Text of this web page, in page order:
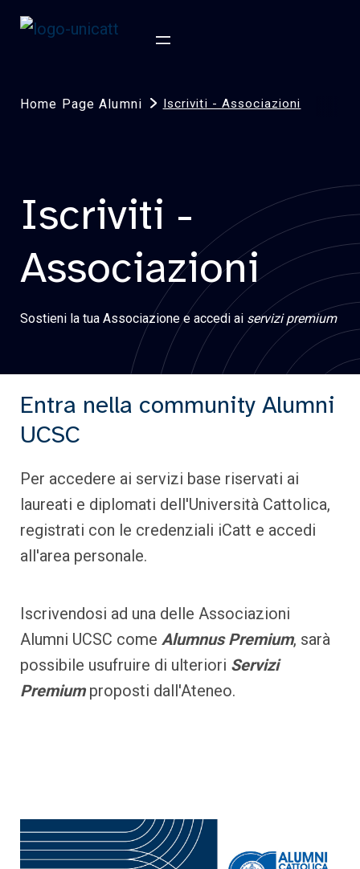
Home Page Alumni Iscriviti - Associazioni
Iscriviti -
Associazioni
Sostieni la tua Associazione e accedi ai servizi premium
Entra nella community Alumni
UCSC
Per accedere ai servizi base riservati ai
laureati e diplomati dell'Università Cattolica,
registrati con le credenziali iCatt e accedi
all'area personale.
Iscrivendosi ad una delle Associazioni
Alumni UCSC come Alumnus Premium, sarà
possibile usufruire di ulteriori Servizi
Premiumproposti dall'Ateneo.